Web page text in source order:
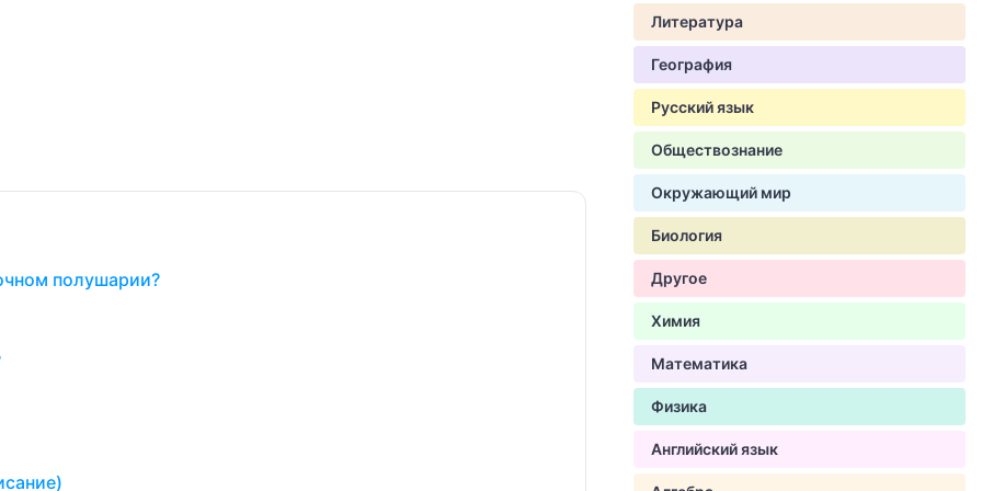
полушарии?
Литература
География
Русский язык
Обществознание
Окружающий мир
Биология
Другое
Химия
Математика
Физика
Английский язык